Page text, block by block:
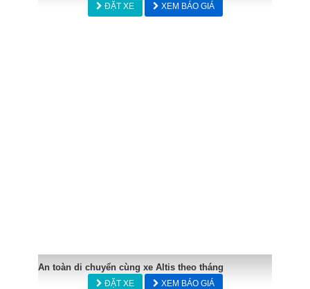
ĐẶT XE XEM BÁO GIÁ
An toàn di chuyển cùng xe Altis theo tháng
ĐẶT XE XEM BÁO GIÁ